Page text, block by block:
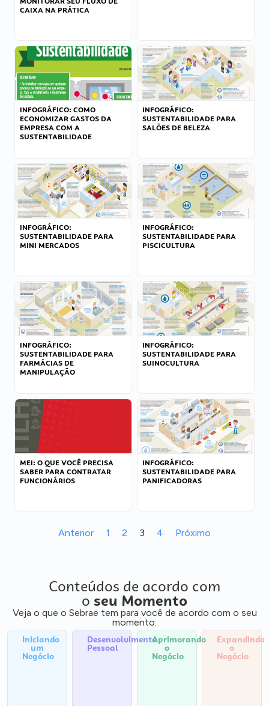
CAIXA NA PRÁTICA
INFOGRÁFICO: COMO
ECONOMIZAR GASTOS DA
EMPRESA COM A
SUSTENTABILIDADE
INFOGRÁFICO:
SUSTENTABILIDADE PARA
SALÕES DE BELEZA
INFOGRÁFICO:
SUSTENTABILIDADE PARA
MINI MERCADOS
INFOGRÁFICO:
SUSTENTABILIDADE PARA
PISCICULTURA
INFOGRÁFICO:
SUSTENTABILIDADE PARA
FARMÁCIAS DE
MANIPULAÇÃO
INFOGRÁFICO:
SUSTENTABILIDADE PARA
SUINOCULTURA
MEI: O QUE VOCÊ PRECISA
SABER PARA CONTRATAR
FUNCIONÁRIOS
INFOGRÁFICO:
SUSTENTABILIDADE PARA
PANIFICADORAS
Anterior 1 2 3 4 Próximo
Conteúdos de acordo com
o seu Momento
Veja o que o Sebrae tem para você de acordo com o seu
momento:
Iniciando
um
Negócio
Desenvolvimento
Pessoal
Aprimorando
o
Negócio
Expandindo
o
Negócio